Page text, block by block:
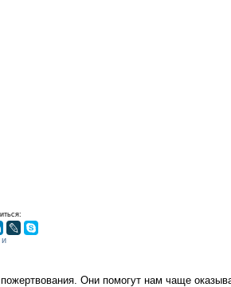
Они помогут нам чаще